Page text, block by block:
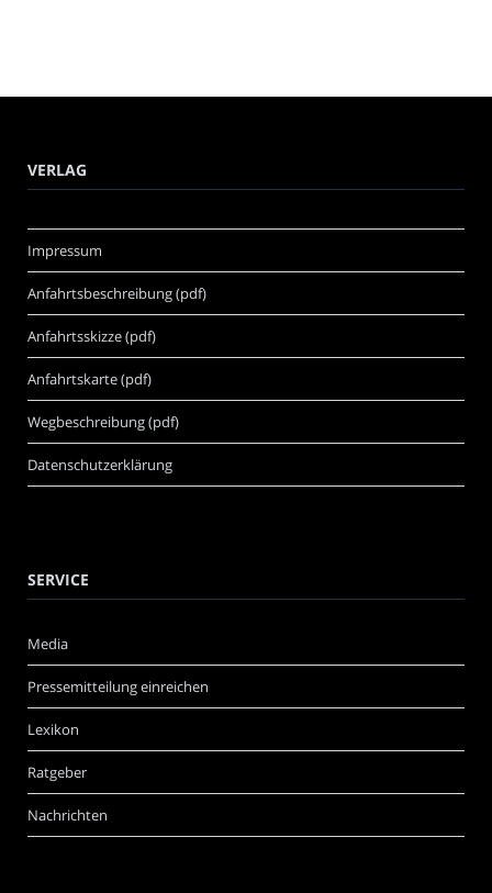
VERLAG
Impressum
Anfahrtsbeschreibung (pdf)
Anfahrtsskizze (pdf)
Anfahrtskarte (pdf)
Wegbeschreibung (pdf)
Datenschutzerklärung
SERVICE
Media
Pressemitteilung einreichen
Lexikon
Ratgeber
Nachrichten